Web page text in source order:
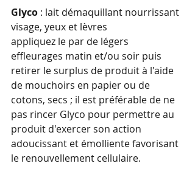
Glyco : lait démaquillant nourrissant
visage, yeux et lèvres
appliquez le par de légers
effleurages matin et/ou soir puis
retirer le surplus de produit à l'aide
de mouchoirs en papier ou de
cotons, secs ; il est préférable de ne
pas rincer Glyco pour permettre au
produit d'exercer son action
adoucissant et émolliente favorisant
le renouvellement cellulaire.